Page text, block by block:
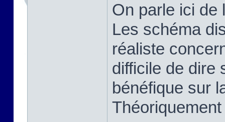
On parle ici de
Les schéma
réaliste
difficile de dire
bénéfique sur